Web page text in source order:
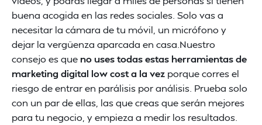
buena acogida en las redes sociales. Solo vas a
necesitar la cámara de tu móvil, un micrófono y
dejar la vergüenza aparcada en casa.Nuestro
consejo es que no uses todas estas herramientas de
marketing digital low cost a la vez porque corres el
riesgo de entrar en parálisis por análisis. Prueba solo
con un par de ellas, las que creas que serán mejores
para tu negocio, y empieza a medir los resultados.